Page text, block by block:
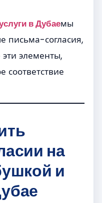
в Дубаемы
письма-согласия,
элементы,
соответствие
на
и